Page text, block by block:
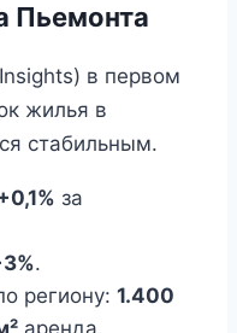
Пьемонта
в первом
жилья в
стабильным.
за
.
региону: 1.400